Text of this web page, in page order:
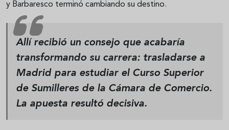
y Barbaresco terminó cambiando su destino.
Allí recibió un consejo que acabaría
transformando su carrera: trasladarse a
Madrid para estudiar el Curso Superior
de Sumilleres de la Cámara de Comercio.
La apuesta resultó decisiva.